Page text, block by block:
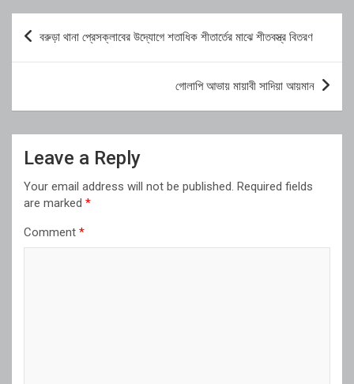
Post
navigation
বরুড়া থানা প্রেসক্লাবের উদ্যোগে শতাধিক শীতার্তের মাঝে শীতবস্ত্র বিতরণ
গোলাপি আভায় মায়াবী সাদিয়া আয়মান
Leave a Reply
Your email address will not be published. Required fields
are marked *
Comment *